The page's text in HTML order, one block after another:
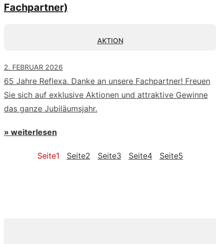
Fachpartner)
AKTION
2. FEBRUAR 2026
65 Jahre Reflexa. Danke an unsere Fachpartner! Freuen
Sie sich auf exklusive Aktionen und attraktive Gewinne
das ganze Jubiläumsjahr.
» weiterlesen
Seite1 Seite2 Seite3 Seite4 Seite5